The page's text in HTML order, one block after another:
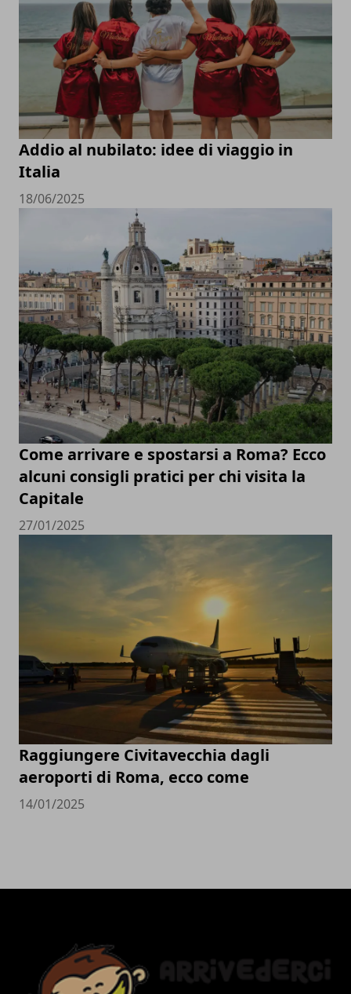
Addio al nubilato: idee di viaggio in
Italia
18/06/2025
Come arrivare e spostarsi a Roma? Ecco
alcuni consigli pratici per chi visita la
Capitale
27/01/2025
Raggiungere Civitavecchia dagli
aeroporti di Roma, ecco come
14/01/2025